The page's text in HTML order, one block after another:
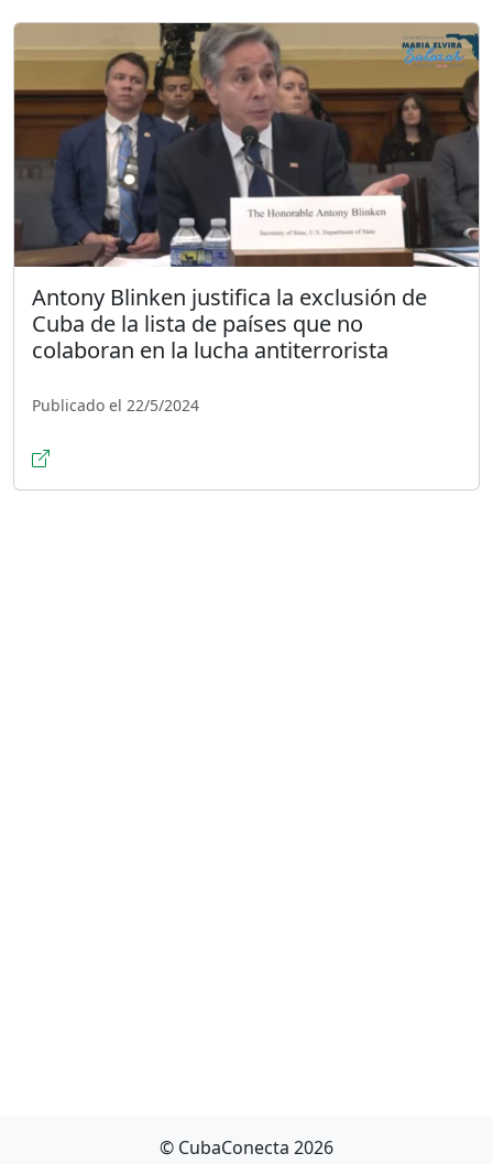
Antony Blinken justifica la exclusión de
Cuba de la lista de países que no
colaboran en la lucha antiterrorista
Publicado el 22/5/2024
© CubaConecta 2026